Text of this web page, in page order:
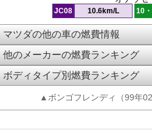
JC08 10.6km/L 10
マツダの他の車の燃費情報
他のメーカーの燃費ランキング
ボディタイプ別燃費ランキング
▲ボンゴフレンディ（99年